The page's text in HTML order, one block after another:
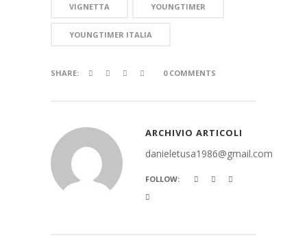
VIGNETTA YOUNGTIMER
YOUNGTIMER ITALIA
SHARE: 0 COMMENTS
ARCHIVIO ARTICOLI
danieletusa1986@gmail.com
FOLLOW: